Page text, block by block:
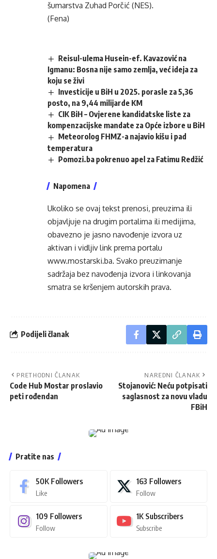
šumarstva Zuhad Porčić (NES).
(Fena)
Reisul-ulema Husein-ef. Kavazović na
Igmanu: Bosna nije samo zemlja, već ideja za
koju se živi
Investicije u BiH u 2025. porasle za 5,36
posto, na 9,44 milijarde KM
CIK BiH – Ovjerene kandidatske liste za
kompenzacijske mandate za Opće izbore u BiH
Meteorolog FHMZ-a najavio kišu i pad
temperatura
Pomozi.ba pokrenuo apel za Fatimu Redžić
Napomena
Ukoliko se ovaj tekst prenosi, preuzima ili
objavljuje na drugim portalima ili medijima,
obavezno je jasno navođenje izvora uz
aktivan i vidljiv link prema portalu
www.mostarski.ba. Svako preuzimanje
sadržaja bez navođenja izvora i linkovanja
smatra se kršenjem autorskih prava.
Podijeli članak
PRETHODNI ČLANAK
Code Hub Mostar proslavio
peti rođendan
NAREDNI ČLANAK
Stojanović: Neću potpisati
saglasnost za novu vladu
FBiH
Pratite nas
50K Followers
Like
163 Followers
Follow
109 Followers
Follow
1K Subscribers
Subscribe